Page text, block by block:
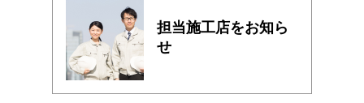
担当施工店をお知ら
せ